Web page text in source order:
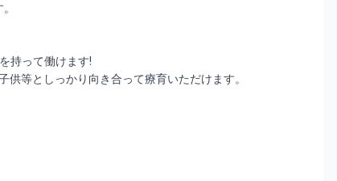
持って働けます!
供等としっかり向き合って療育いただけます。